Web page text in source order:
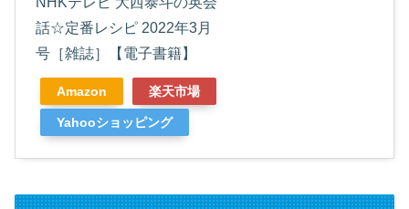
話☆定番レシピ 2022年3月
号［雑誌］【電子書籍】
Amazon 楽天市場
Yahooショッピング